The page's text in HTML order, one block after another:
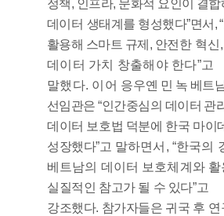
정책, 인프라, 문화적 요인이 결합
데이 터 생태계를 형성했다”면서 , “
활용해 스마트 규제 , 안전 한 혁신 ,
데이터 가치 창출해야 한다”고
말했다. 이어 응우옌 민 녹 베트
선임관은“인간중심의 데이터 관
데이터 보호법 덕분에 한국 마이
성장했다”고 말하면서 , “한국의
베트남의 데이터 보호체계와 활
실질적인 참고가 될 수 있다”고
강조했다. 참가자들은 귀국 후